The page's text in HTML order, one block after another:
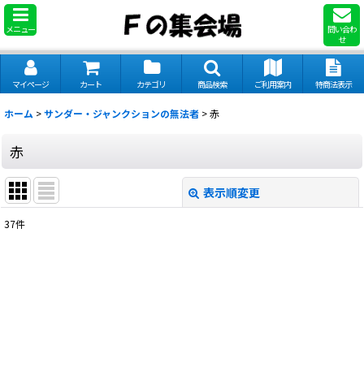
メニュー
問い合わ
せ
マイページ カート カテゴリ 商品検索 ご利用案内 特商法表示
ホーム >サンダー・ジャンクションの無法者 >赤
赤
表示順変更
37件